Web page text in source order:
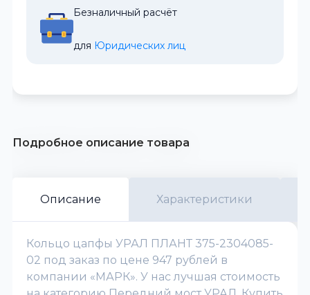
Безналичный расчёт
для Юридических лиц
Подробное описание товара
Описание Характеристики
Кольцо цапфы УРАЛ ПЛАНТ 375-2304085-
02 под заказ по цене 947 рублей в
компании «МАРК». У нас лучшая стоимость